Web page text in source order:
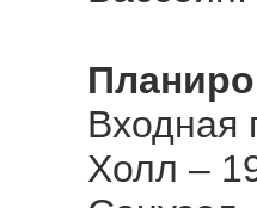
Входная
Холл –